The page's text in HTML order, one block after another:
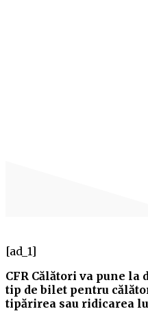
[ad_1]
CFR Călători va pune
tip de bilet pentru
tipărirea sau ridicarea